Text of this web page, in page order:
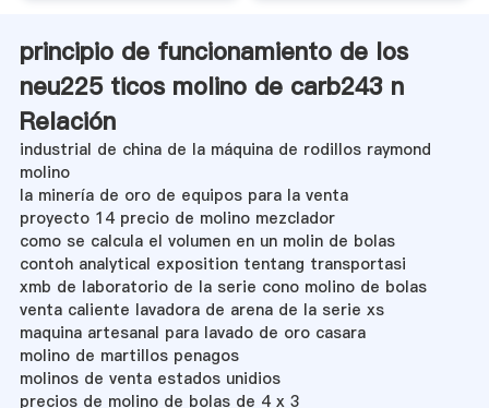
principio de funcionamiento de los
neu225 ticos molino de carb243 n
Relación
industrial de china de la máquina de rodillos raymond
molino
la minería de oro de equipos para la venta
proyecto 14 precio de molino mezclador
como se calcula el volumen en un molin de bolas
contoh analytical exposition tentang transportasi
xmb de laboratorio de la serie cono molino de bolas
venta caliente lavadora de arena de la serie xs
maquina artesanal para lavado de oro casara
molino de martillos penagos
molinos de venta estados unidios
precios de molino de bolas de 4 x 3